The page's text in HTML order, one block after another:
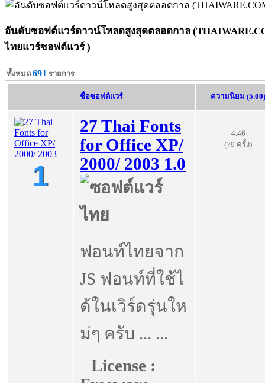
อันดับซอฟต์แวร์ดาวน์โหลดสูงสุดตลอดกาล
ไทยแวร์ซอฟต์แวร์ )
ทั้งหมด 691 รายการ
ชื่อซอฟต์แวร์ ความนิยม
1
27 Thai Fonts
for Office XP/
2000/ 2003 1.0
ฟอนท์ไทยจาก
JS ฟอนท์ที่ใช้ไ
ด้ในเวิร์ดรุ่นให
ม่ๆ ครับ ... ...
License :
4.46
(79 ครั้ง)